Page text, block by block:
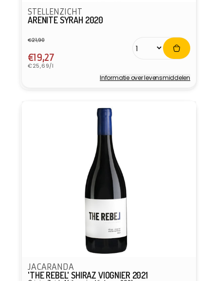
STELLENZICHT
ARENITE SYRAH 2020
Normale
prijs
€21,90
Aanbiedingsprijs
€19,27
Eenheidsprijs
€25,69/l
Informatie over levensmiddelen
JACARANDA
'THE REBEL' SHIRAZ VIOGNIER 2021